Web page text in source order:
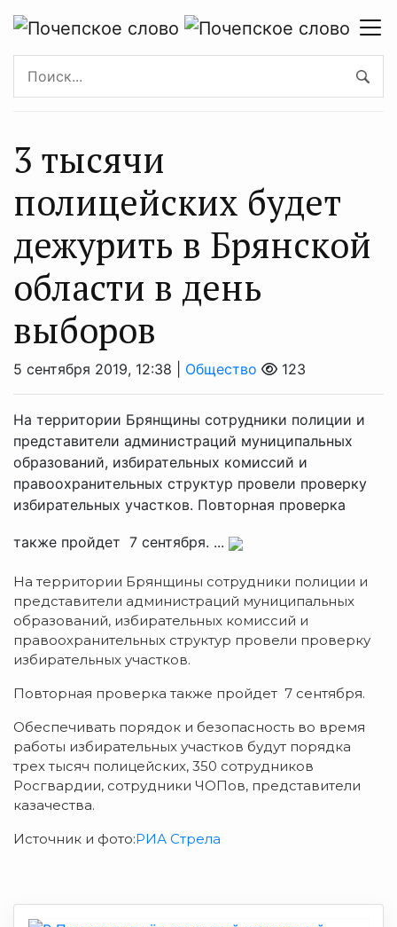
3 тысячи
полицейских будет
дежурить в Брянской
области в день
выборов
5 сентября 2019, 12:38 | Общество 123
На территории Брянщины сотрудники полиции и
представители администраций муниципальных
образований, избирательных комиссий и
правоохранительных структур провели проверку
избирательных участков. Повторная проверка
также пройдет 7 сентября. ...
На территории Брянщины сотрудники полиции и
представители администраций муниципальных
образований, избирательных комиссий и
правоохранительных структур провели проверку
избирательных участков.
Повторная проверка также пройдет 7 сентября.
Обеспечивать порядок и безопасность во время
работы избирательных участков будут порядка
трех тысяч полицейских, 350 сотрудников
Росгвардии, сотрудники ЧОПов, представители
казачества.
Источник и фото:РИА Стрела